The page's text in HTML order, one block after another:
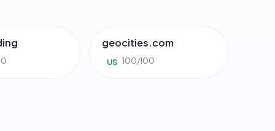
geocities.com
US 100/100